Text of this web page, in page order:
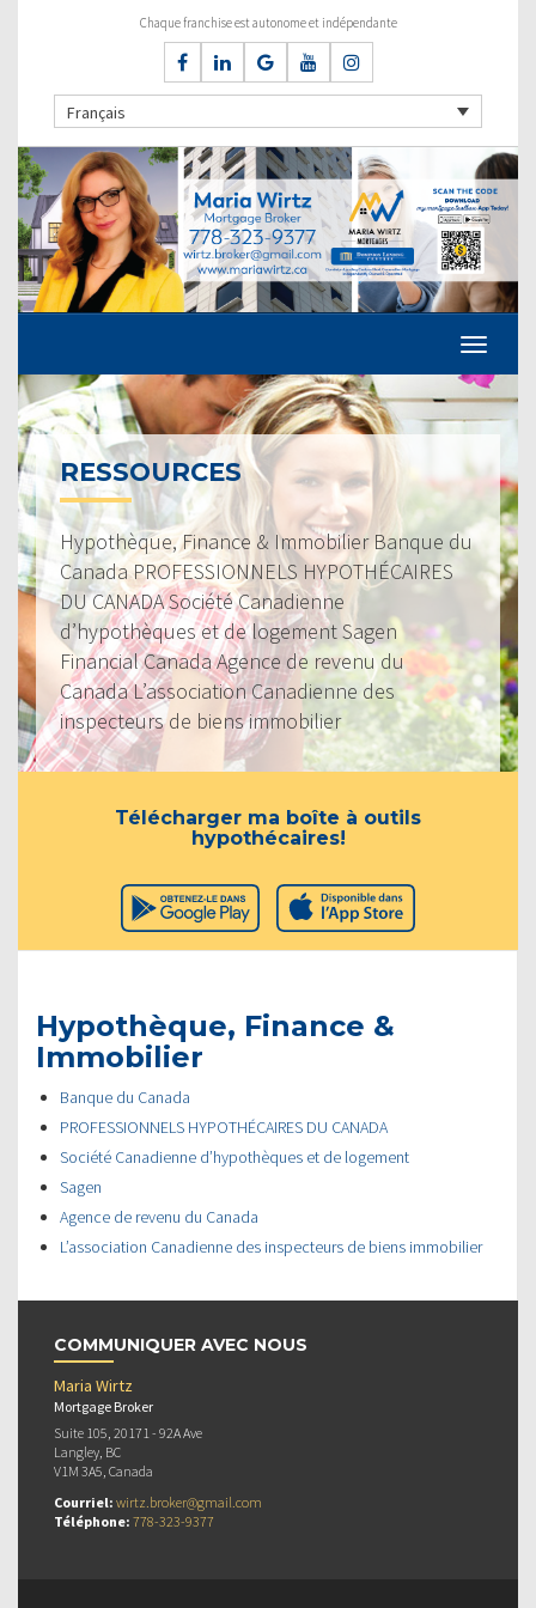
Chaque franchise est autonome et indépendante
Français
RESSOURCES
Hypothèque, Finance & Immobilier Banque du
Canada PROFESSIONNELS HYPOTHÉCAIRES
DU CANADA Société Canadienne
d’hypothèques et de logement Sagen
Financial Canada Agence de revenu du
Canada L’association Canadienne des
inspecteurs de biens immobilier
Télécharger ma boîte à outils
hypothécaires!
Hypothèque, Finance &
Immobilier
Banque du Canada
PROFESSIONNELS HYPOTHÉCAIRES DU CANADA
Société Canadienne d’hypothèques et de logement
Sagen
Agence de revenu du Canada
L’association Canadienne des inspecteurs de biens immobilier
COMMUNIQUER AVEC NOUS
Maria Wirtz
Mortgage Broker
Suite 105, 20171 - 92A Ave
Langley, BC
V1M 3A5, Canada
Courriel: wirtz.broker@gmail.com
Téléphone: 778-323-9377